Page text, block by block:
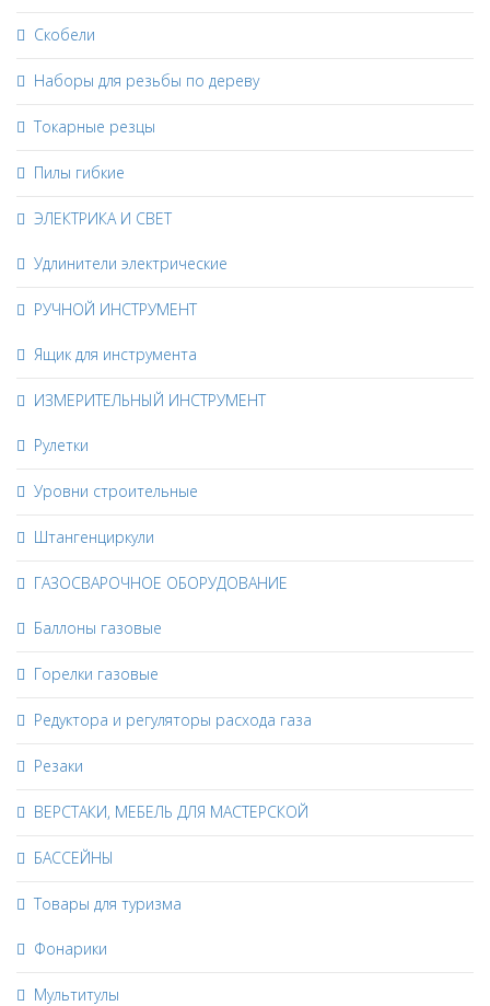
Скобели
Наборы для резьбы по дереву
Токарные резцы
Пилы гибкие
ЭЛЕКТРИКА И СВЕТ
Удлинители электрические
РУЧНОЙ ИНСТРУМЕНТ
Ящик для инструмента
ИЗМЕРИТЕЛЬНЫЙ ИНСТРУМЕНТ
Рулетки
Уровни строительные
Штангенциркули
ГАЗОСВАРОЧНОЕ ОБОРУДОВАНИЕ
Баллоны газовые
Горелки газовые
Редуктора и регуляторы расхода газа
Резаки
ВЕРСТАКИ, МЕБЕЛЬ ДЛЯ МАСТЕРСКОЙ
БАССЕЙНЫ
Товары для туризма
Фонарики
Мультитулы